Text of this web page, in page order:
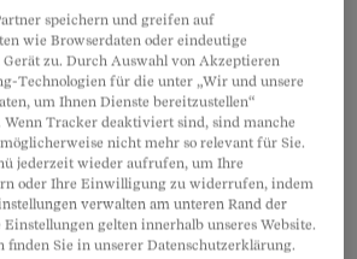
speichern und greifen auf
wie Browserdaten oder eindeutige
zu. Durch Auswahl von Akzeptieren
Technologien für die unter „Wir und unsere
um Ihnen Dienste bereitzustellen“
Tracker deaktiviert sind, sind manche
nicht mehr so relevant für Sie.
jederzeit wieder aufrufen, um Ihre
oder Ihre Einwilligung zu widerrufen, indem
verwalten am unteren Rand der
gelten innerhalb unseres Website.
finden Sie in unserer Datenschutzerklärung.